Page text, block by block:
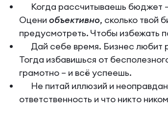
Когда рассчитываешь бюджет –
Оцени объективно, сколько твой
предусмотреть. Чтобы избежать
Дай себе время. Бизнес любит
Тогда избавишься от
грамотно – и всё успеешь.
Не питай иллюзий и
ответственность и что никто